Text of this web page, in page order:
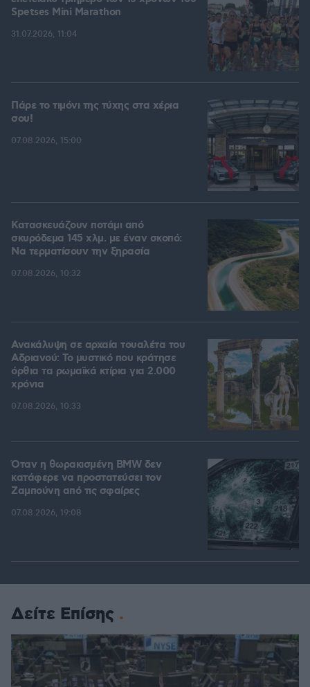
Spetses Mini Marathon
31.07.2026, 11:04
Πάρε το τιμόνι της τύχης στα χέρια
σου!
07.08.2026, 15:00
Κατασκευάζουν ποτάμι από
σκυρόδεμα 145 χλμ. με έναν σκοπό:
Να τερματίσουν την ξηρασία
07.08.2026, 10:32
Ανακάλυψη σε αρχαία τουαλέτα του
Αδριανού: Το μυστικό που κράτησε
όρθια τα ρωμαϊκά κτίρια για 2.000
χρόνια
07.08.2026, 10:33
Όταν η θωρακισμένη BMW δεν
κατάφερε να προστατεύσει τον
Ζαμπούνη από τις σφαίρες
07.08.2026, 19:08
Δείτε Επίσης